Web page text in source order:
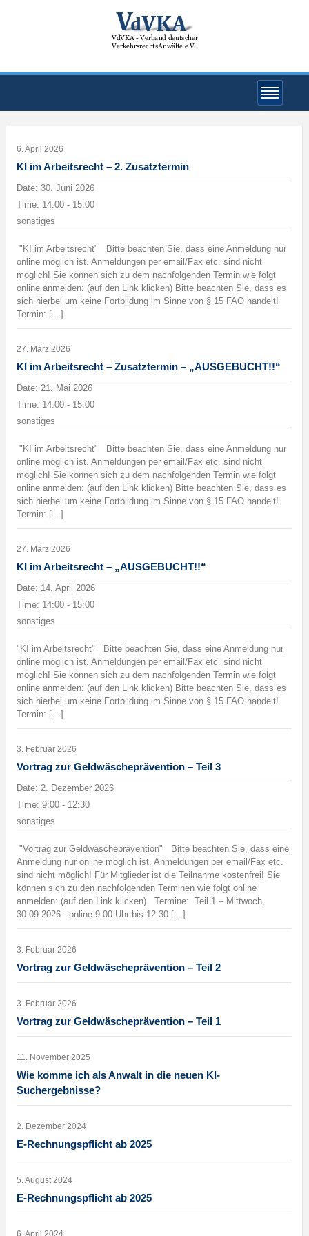
6. April 2026
KI im Arbeitsrecht – 2. Zusatztermin
Date: 30. Juni 2026
Time: 14:00 - 15:00
sonstiges
"KI im Arbeitsrecht" Bitte beachten Sie, dass eine Anmeldung nur
online möglich ist. Anmeldungen per email/Fax etc. sind nicht
möglich! Sie können sich zu dem nachfolgenden Termin wie folgt
online anmelden: (auf den Link klicken) Bitte beachten Sie, dass es
sich hierbei um keine Fortbildung im Sinne von § 15 FAO handelt!
Termin: […]
27. März 2026
KI im Arbeitsrecht – Zusatztermin – „AUSGEBUCHT!!“
Date: 21. Mai 2026
Time: 14:00 - 15:00
sonstiges
"KI im Arbeitsrecht" Bitte beachten Sie, dass eine Anmeldung nur
online möglich ist. Anmeldungen per email/Fax etc. sind nicht
möglich! Sie können sich zu dem nachfolgenden Termin wie folgt
online anmelden: (auf den Link klicken) Bitte beachten Sie, dass es
sich hierbei um keine Fortbildung im Sinne von § 15 FAO handelt!
Termin: […]
27. März 2026
KI im Arbeitsrecht – „AUSGEBUCHT!!“
Date: 14. April 2026
Time: 14:00 - 15:00
sonstiges
"KI im Arbeitsrecht" Bitte beachten Sie, dass eine Anmeldung nur
online möglich ist. Anmeldungen per email/Fax etc. sind nicht
möglich! Sie können sich zu dem nachfolgenden Termin wie folgt
online anmelden: (auf den Link klicken) Bitte beachten Sie, dass es
sich hierbei um keine Fortbildung im Sinne von § 15 FAO handelt!
Termin: […]
3. Februar 2026
Vortrag zur Geldwäscheprävention – Teil 3
Date: 2. Dezember 2026
Time: 9:00 - 12:30
sonstiges
"Vortrag zur Geldwäscheprävention" Bitte beachten Sie, dass eine
Anmeldung nur online möglich ist. Anmeldungen per email/Fax etc.
sind nicht möglich! Für Mitglieder ist die Teilnahme kostenfrei! Sie
können sich zu den nachfolgenden Terminen wie folgt online
anmelden: (auf den Link klicken) Termine: Teil 1 – Mittwoch,
30.09.2026 - online 9.00 Uhr bis 12.30 […]
3. Februar 2026
Vortrag zur Geldwäscheprävention – Teil 2
3. Februar 2026
Vortrag zur Geldwäscheprävention – Teil 1
11. November 2025
Wie komme ich als Anwalt in die neuen KI-
Suchergebnisse?
2. Dezember 2024
E-Rechnungspflicht ab 2025
5. August 2024
E-Rechnungspflicht ab 2025
6. April 2024